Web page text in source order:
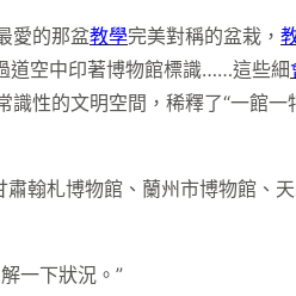
愛的那盆教學完美對稱的盆栽，
道空中印著博物館標識……這些細
識性的文明空間，稀釋了“一館一
翰札博物館、蘭州市博物館、
一下狀況。”